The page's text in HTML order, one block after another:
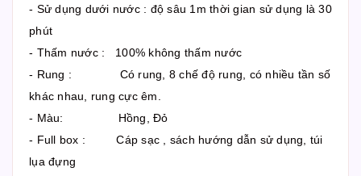
- Sử dụng dưới nước : độ sâu 1m thời gian sử dụng là 30
phút
- Thấm nước : 100% không thấm nước
- Rung : Có rung, 8 chế độ rung, có nhiều tần số
khác nhau, rung cực êm.
- Màu: Hồng, Đỏ
- Full box : Cáp sạc , sách hướng dẫn sử dụng, túi
lụa đựng